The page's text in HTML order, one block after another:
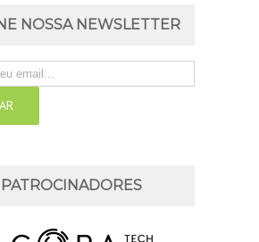
NOSSA NEWSLETTER
PATROCINADORES